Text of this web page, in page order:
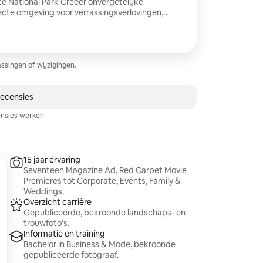
omgeving voor verrassingsverlovingen,
vindt plaats in de
met iconische achtergronden zoals de
maximaal 4 gasten Leg je verhaal
adembenemende plekken ter wereld.
of wijzigingen.
werken
15 jaar ervaring
Seventeen Magazine Ad, Red Carpet Movie
Premieres tot Corporate, Events, Family &
Weddings.
Overzicht carrière
Gepubliceerde, bekroonde landschaps- en
trouwfoto's.
Informatie en training
Bachelor in Business & Mode, bekroonde
gepubliceerde fotograaf.